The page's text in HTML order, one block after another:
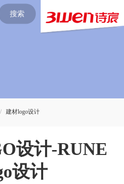
搜索
建材logo设计
设计-RUNE
设计